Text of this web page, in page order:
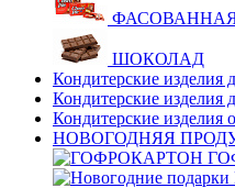
ШОКОЛАД
Кондитерские изделия
Кондитерские изделия
Кондитерские изделия
НОВОГОДНЯЯ